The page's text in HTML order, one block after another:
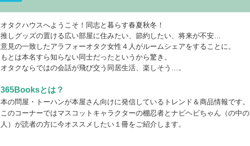
オタクハウスへようこそ！同志と暮らす春夏秋冬！
推しグッズの置ける広い部屋に住みたい、節約したい、将来が不安…
意見の一致したアラフォーオタク女性４人がルームシェアをすることに。
もとは本名すら知らない同士だったというから驚き。
オタクならではの会話が飛び交う同居生活、楽しそう…。
365Booksとは？
本の問屋・トーハンが本屋さん向けに発信しているトレンド＆商品情報です。
このコーナーではマスコットキャラクターの棚忍者とナビヘビちゃん（の中の
人）が読者の方に今オススメしたい１冊をご紹介します。